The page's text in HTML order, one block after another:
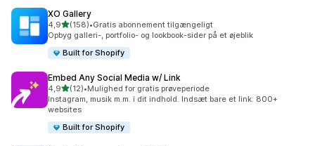
XO Gallery
4,9ud af 5 stjerner
(158)
158 anmeldelser i alt
•Gratis abonnement tilgængeligt
Opbyg galleri-, portfolio- og lookbook-sider på et øjeblik
Built for Shopify
Embed Any Social Media w/ Link
4,9ud af 5 stjerner
(12)
12 anmeldelser i alt
•Mulighed for gratis prøveperiode
Instagram, musik m.m. i dit indhold. Indsæt bare et link: 800+
websites
Built for Shopify